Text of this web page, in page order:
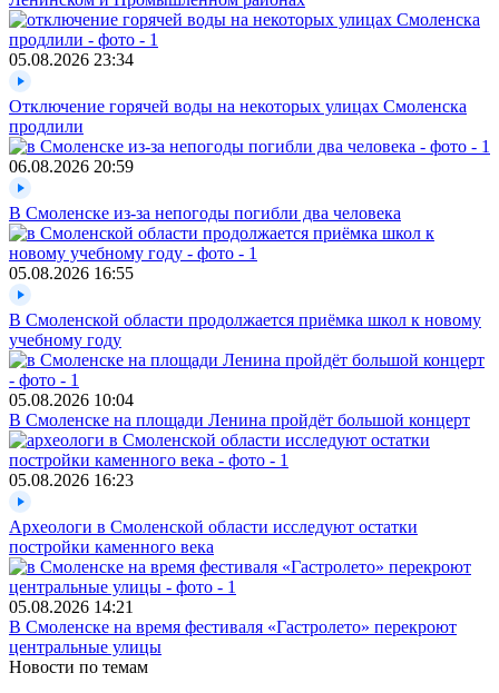
05.08.2026 23:34
Отключение горячей воды на некоторых улицах Смоленска
продлили
06.08.2026 20:59
В Смоленске из-за непогоды погибли два человека
05.08.2026 16:55
В Смоленской области продолжается приёмка школ к новому
учебному году
05.08.2026 10:04
В Смоленске на площади Ленина пройдёт большой концерт
05.08.2026 16:23
Археологи в Смоленской области исследуют остатки
постройки каменного века
05.08.2026 14:21
В Смоленске на время фестиваля «Гастролето» перекроют
центральные улицы
Новости по темам